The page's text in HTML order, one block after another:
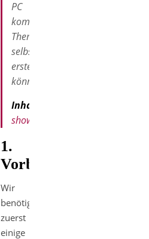
PC
komplette
Themes
selbst
erstellen
könnt.
Inhaltsverzeichnis
show
1.
Vorbereitung
Wir
benötigen
zuerst
einige